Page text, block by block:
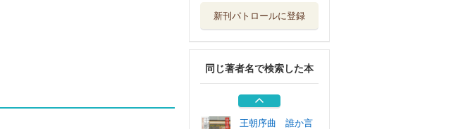
新刊パトロールに登録
同じ著者名で検索した本
波のかたみ 清盛
中央公論新社
望みしは何ぞ 道
長の子・藤原能...
朝日新聞出版
王朝序曲 誰か言